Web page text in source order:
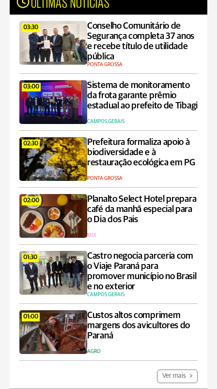
03:30
Conselho Comunitário de
Segurança completa 37 anos
e recebe título de utilidade
pública
PONTA GROSSA
03:00
Sistema de monitoramento
da frota garante prêmio
estadual ao prefeito de Tibagi
CAMPOS GERAIS
02:30
Prefeitura formaliza apoio à
biodiversidade e à
restauração ecológica em PG
PONTA GROSSA
02:00
Planalto Select Hotel prepara
café da manhã especial para
o Dia dos Pais
MIX
01:30
Castro negocia parceria com
o Viaje Paraná para
promover município no Brasil
e no exterior
CAMPOS GERAIS
01:00
Custos altos comprimem
margens dos avicultores do
Paraná
AGRO
Ver mais